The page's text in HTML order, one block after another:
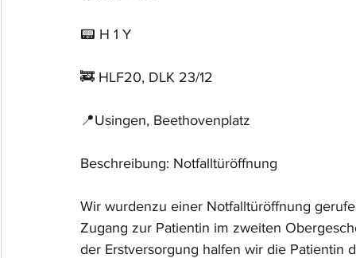
📟 H 1 Y
🚒 HLF20, DLK 23/12
📍Usingen, Beethovenplatz
Beschreibung: Notfalltüröffnung
Wir wurdenzu einer Notfalltüröffnung
Zugang zur Patientin im zweiten
der Erstversorgung halfen wir die Patientin